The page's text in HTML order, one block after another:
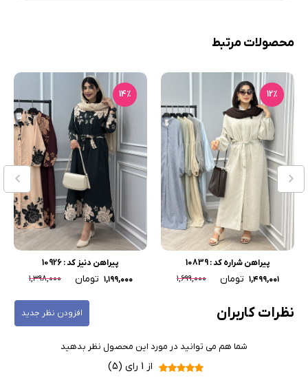
محصولات مرتبط
12٪
پیراهن شراره کد : 10839
۱,۴۹۹,۰۰۱ تومان ۱,۶۹۹,۰۰۰
14٪
پیراهن دنیز کد : 10926
۱,۱۹۹,۰۰۰ تومان ۱,۳۹۸,۰۰۰
نظرات کاربران افزودن نظر جدید
شما هم می توانید در مورد این محصول نظر بدهید
از 1 رای (5)